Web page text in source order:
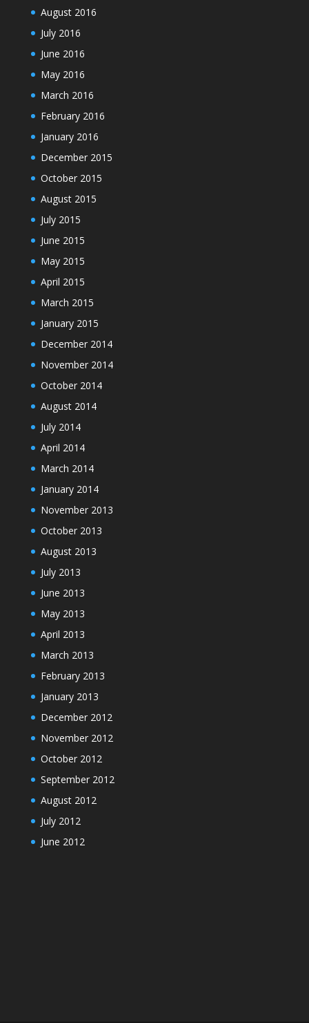
August 2016
July 2016
June 2016
May 2016
March 2016
February 2016
January 2016
December 2015
October 2015
August 2015
July 2015
June 2015
May 2015
April 2015
March 2015
January 2015
December 2014
November 2014
October 2014
August 2014
July 2014
April 2014
March 2014
January 2014
November 2013
October 2013
August 2013
July 2013
June 2013
May 2013
April 2013
March 2013
February 2013
January 2013
December 2012
November 2012
October 2012
September 2012
August 2012
July 2012
June 2012